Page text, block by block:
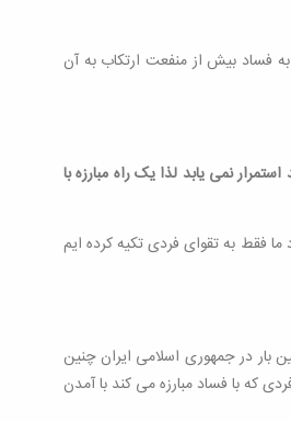
فساد بیش از منفعت ارتکاب به آن
نمی یابد لذا یک راه مبارزه با
باید بگویم که که در 40 سال گذشته برای مبارزه با مقوله فساد ما فقط به تقوای فردی تکیه کرده ایم
بار در جمهوری اسلامی ایران چنین
که با فساد مبارزه می کند با آمدن